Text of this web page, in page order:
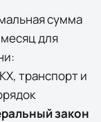
сумма
для
транспорт и
закон